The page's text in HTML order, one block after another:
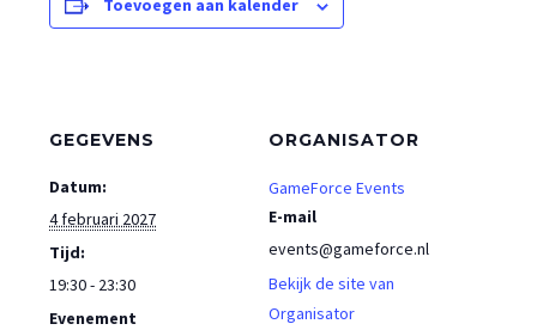
Toevoegen aan kalender
GEGEVENS
Datum:
4 februari 2027
Tijd:
19:30 - 23:30
Evenement
ORGANISATOR
GameForce Events
E-mail
events@gameforce.nl
Bekijk de site van
Organisator